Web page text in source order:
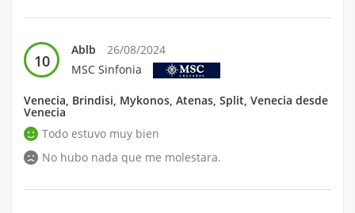
10
Ablb
26/08/2024
MSC Sinfonia
Venecia, Brindisi, Mykonos, Atenas, Split, Venecia desde
Venecia
Todo estuvo muy bien
No hubo nada que me molestara.